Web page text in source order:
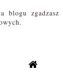
blogu